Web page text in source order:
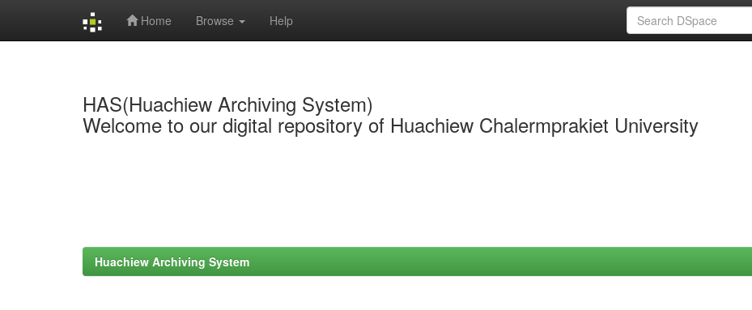
Home Browse Help
HAS(Huachiew Archiving System)
Welcome to our digital repository of Huachiew Chalermprakiet University
Huachiew Archiving System